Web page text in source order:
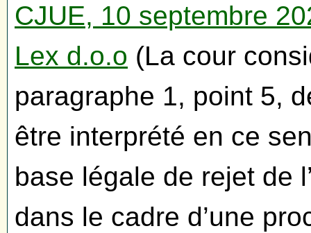
CJUE, 10 septembre
Lex d.o.o (La cour
paragraphe 1, point 5,
être interprété en ce
base légale de rejet de
dans le cadre d’une